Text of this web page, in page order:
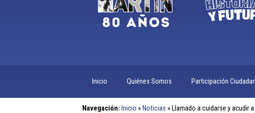
Inicio Quiénes Somos Participación
Navegación: Inicio » Noticias » Llamado a cuidarse y acudir